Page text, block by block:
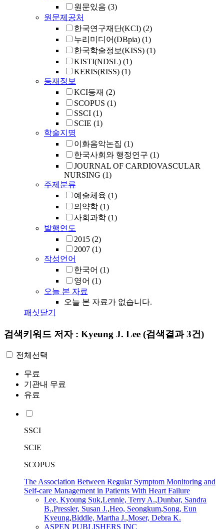
원문있음 (3)
원문제공처
한국연구재단(KCI) (2)
누리미디어(DBpia) (1)
한국학술정보(KISS) (1)
KISTI(NDSL) (1)
KERIS(RISS) (1)
등재정보
KCI등재 (2)
SCOPUS (1)
SSCI (1)
SCIE (1)
학술지명
이화음악논집 (1)
한국사회와 행정연구 (1)
JOURNAL OF CARDIOVASCULAR
NURSING (1)
주제분류
예술체육 (1)
의약학 (1)
사회과학 (1)
발행연도
2015 (2)
2007 (1)
작성언어
한국어 (1)
영어 (1)
오늘 본 자료
오늘 본 자료가 없습니다.
패싯닫기
검색키워드 저자 : Kyeung J. Lee (검색결과 3건)
전체선택
무료
기관내 무료
유료
SSCI
SCIE
SCOPUS
The Association Between Regular Symptom Monitoring and
Self-care Management in Patients With Heart Failure
Lee, Kyoung Suk,Lennie, Terry A.,Dunbar, Sandra
B.,Pressler, Susan J.,Heo, Seongkum,Song, Eun
Kyeung,Biddle, Martha J.,Moser, Debra K.
ASPEN PUBLISHERS INC